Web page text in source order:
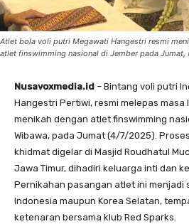
Atlet bola voli putri Megawati Hangestri resmi
atlet finswimming nasional di Jember pada Jumat,
Nusavoxmedia.id – Bintang voli putri
Hangestri Pertiwi, resmi melepas masa
menikah dengan atlet finswimming
Wibawa, pada Jumat (4/7/2025).
khidmat digelar di Masjid Roudhatul
Jawa Timur, dihadiri keluarga inti dan
Pernikahan pasangan atlet ini menjadi
Indonesia maupun Korea Selatan,
ketenaran bersama klub Red Sparks.